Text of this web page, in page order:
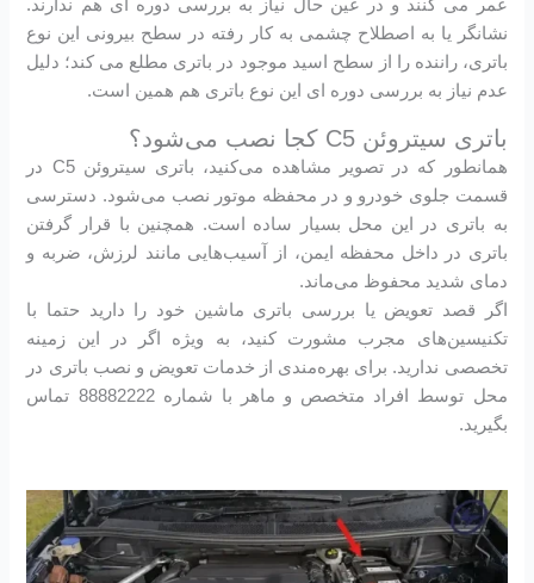
عمر می کنند و در عین حال نیاز به بررسی دوره ای هم ندارند.
نشانگر یا به اصطلاح چشمی به کار رفته در سطح بیرونی این نوع
باتری، راننده را از سطح اسید موجود در باتری مطلع می کند؛ دلیل
عدم نیاز به بررسی دوره ای این نوع باتری هم همین است.
باتری سیتروئن C5 کجا نصب می‌شود؟
همانطور که در تصویر مشاهده می‌کنید، باتری سیتروئن C5 در
قسمت جلوی خودرو و در محفظه موتور نصب می‌شود. دسترسی
به باتری در این محل بسیار ساده است. همچنین با قرار گرفتن
باتری در داخل محفظه ایمن، از آسیب‌هایی مانند لرزش، ضربه و
دمای شدید محفوظ می‌ماند.
اگر قصد تعویض یا بررسی باتری ماشین خود را دارید حتما با
تکنیسین‌های مجرب مشورت کنید، به ویژه اگر در این زمینه
تخصصی ندارید. برای بهره‌مندی از خدمات تعویض و نصب باتری در
محل توسط افراد متخصص و ماهر با شماره 88882222 تماس
بگیرید.